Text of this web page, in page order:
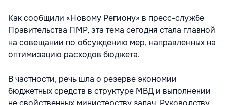
Как сообщили «Новому Региону» в пресс-службе
Правительства ПМР, эта тема сегодня стала главной
на совещании по обсуждению мер, направленных на
оптимизацию расходов бюджета.
В частности, речь шла о резерве экономии
бюджетных средств в структуре МВД и выполнении